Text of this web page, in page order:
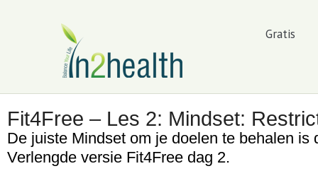
Gratis
Fit4Free – Les 2: Mindset:
De juiste Mindset om je doelen te behalen is
Verlengde versie Fit4Free dag 2.